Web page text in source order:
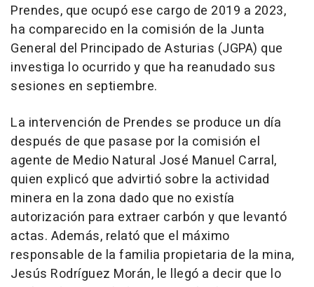
Prendes, que ocupó ese cargo de 2019 a 2023,
ha comparecido en la comisión de la Junta
General del Principado de Asturias (JGPA) que
investiga lo ocurrido y que ha reanudado sus
sesiones en septiembre.
La intervención de Prendes se produce un día
después de que pasase por la comisión el
agente de Medio Natural José Manuel Carral,
quien explicó que advirtió sobre la actividad
minera en la zona dado que no existía
autorización para extraer carbón y que levantó
actas. Además, relató que el máximo
responsable de la familia propietaria de la mina,
Jesús Rodríguez Morán, le llegó a decir que lo